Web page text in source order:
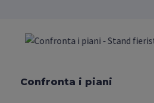
Confronta i piani